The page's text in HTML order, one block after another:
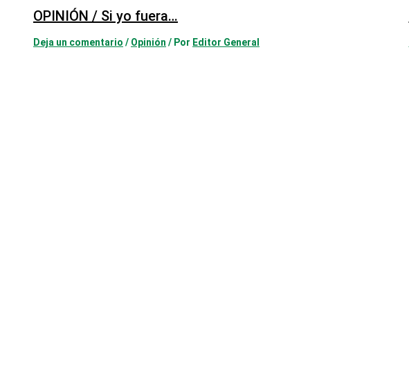
OPINIÓN / Si yo fuera…
Deja un comentario / Opinión / Por Editor General